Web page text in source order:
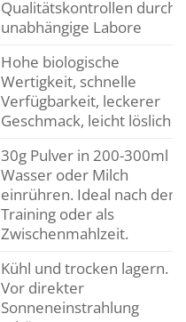
Qualitätskontrollen durch
unabhängige Labore
Hohe biologische
Wertigkeit, schnelle
Verfügbarkeit, leckerer
Geschmack, leicht löslich
30g Pulver in 200-300ml
Wasser oder Milch
einrühren. Ideal nach dem
Training oder als
Zwischenmahlzeit.
Kühl und trocken lagern.
Vor direkter
Sonneneinstrahlung